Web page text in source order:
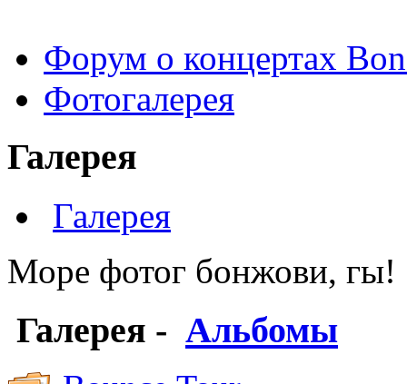
Форум о концертах
Фотогалерея
Галерея
Галерея
Море фотог бонжови, гы!
Галерея - Альбомы